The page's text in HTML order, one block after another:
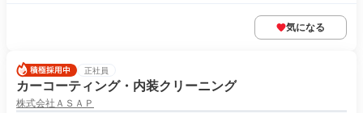
気になる
正社員
カーコーティング・内装クリーニング
株式会社ＡＳＡＰ